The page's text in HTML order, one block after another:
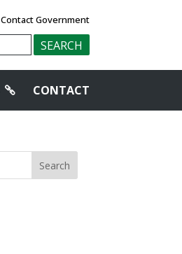
Contact Government
CONTACT
Search